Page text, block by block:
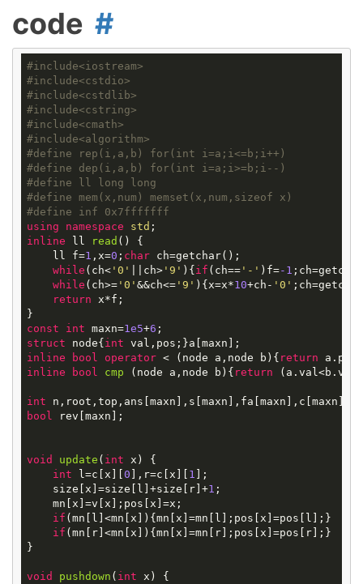
code
#include<iostream>
#include<cstdio>
#include<cstdlib>
#include<cstring>
#include<cmath>
#include<algorithm>
#define rep(i,a,b) for(int i=a;i<=b;i++)
#define dep(i,a,b) for(int i=a;i>=b;i--)
#define ll long long
#define mem(x,num) memset(x,num,sizeof x)
#define inf 0x7fffffff
using
namespace std
inline ll read ()
{
    ll f=
1 ,x=0 ; char ch=getchar();
while (ch<'0' ||ch>'9' ){if (ch=='-' )f=-1
while (ch>='0' &&ch<='9' ){x=x*10+ch- '0'
return x*f;
const
int maxn=1e5+6
struct
node{int
inline
bool operator < (node a,node b){ return
inline
bool cmp (node a,node b) { return
int n,root,top,ans[maxn],s[maxn],fa[maxn],c[maxn][
bool
rev[maxn];
void update ( int x)
{
int l=c[x][0 ],r=c[x][ 1 ];
    size[x]=size[l]+size[r]+
1 ;
    mn[x]=v[x];pos[x]=x;
if (mn[l]<mn[x]){mn[x]=mn[l];pos[x]=pos[l];}
if (mn[r]<mn[x]){mn[x]=mn[r];pos[x]=pos[r];}
}
void pushdown ( int x) {